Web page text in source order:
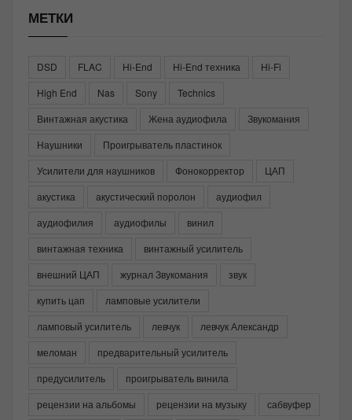
МЕТКИ
DSD FLAC Hi-End Hi-End техника
Hi-Fi
High End
Nas Sony
Technics
Винтажная акустика
Жена аудиофила
Звукомания
Наушники
Проигрыватель пластинок
Усилители для наушников
Фонокорректор
ЦАП
акустика
акустический поролон
аудиофил
аудиофилия
аудиофилы
винил
винтажная техника
винтажный усилитель
внешний ЦАП
журнал Звукомания
звук
купить цап
ламповые усилители
ламповый усилитель
левчук
левчук Александр
меломан
предварительный усилитель
предусилитель
проигрыватель винила
рецензии на альбомы
рецензии на музыку
сабвуфер